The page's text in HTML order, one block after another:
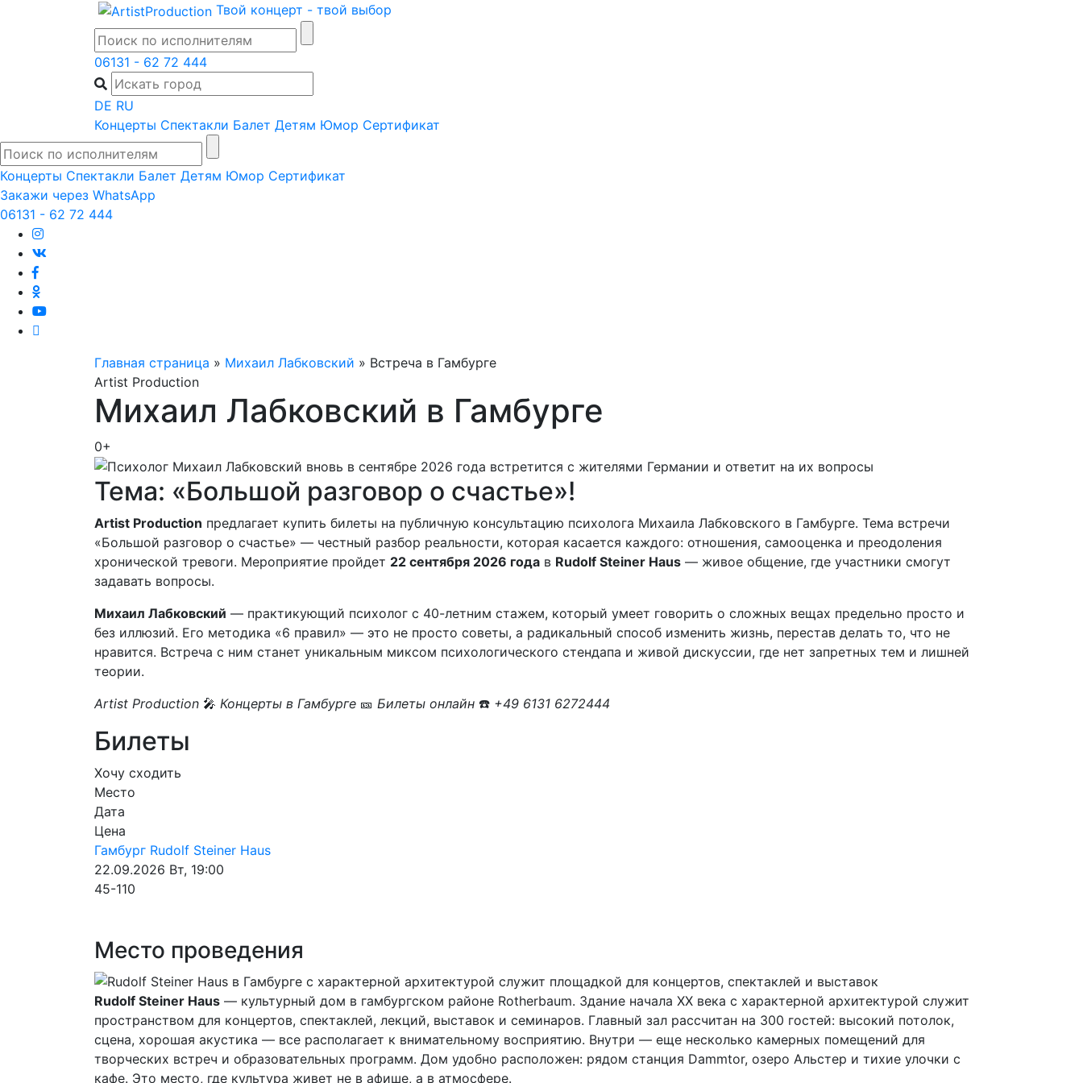
Твой концерт - твой выбор
06131 - 62 72 444
DE RU
Концерты Спектакли Балет Детям Юмор Сертификат
Концерты Спектакли Балет Детям Юмор Сертификат
Закажи через WhatsApp
06131 - 62 72 444
Главная страница » Михаил Лабковский » Встреча в Гамбурге
Artist Production
Михаил Лабковский в Гамбурге
0+
Тема: «Большой разговор о счастье»!
Artist Production предлагает купить билеты на публичную консультацию психолога Михаила Лабковского в Гамбурге. Тема встречи
«Большой разговор о счастье» — честный разбор реальности, которая касается каждого: отношения, самооценка и преодоления
хронической тревоги. Мероприятие пройдет 22 сентября 2026 года в Rudolf Steiner Haus — живое общение, где участники смогут
задавать вопросы.
Михаил Лабковский — практикующий психолог с 40-летним стажем, который умеет говорить о сложных вещах предельно просто и
без иллюзий. Его методика «6 правил» — это не просто советы, а радикальный способ изменить жизнь, перестав делать то, что не
нравится. Встреча с ним станет уникальным миксом психологического стендапа и живой дискуссии, где нет запретных тем и лишней
теории.
Artist Production 🎤 Концерты в Гамбурге 🎫 Билеты онлайн ☎️ +49 6131 6272444
Билеты
Хочу сходить
Место
Дата
Цена
Гамбург Rudolf Steiner Haus
22.09.2026 Вт, 19:00
45-110
Место проведения
Rudolf Steiner Haus — культурный дом в гамбургском районе Rotherbaum. Здание начала XX века с характерной архитектурой служит
пространством для концертов, спектаклей, лекций, выставок и семинаров. Главный зал рассчитан на 300 гостей: высокий потолок,
сцена, хорошая акустика — все располагает к внимательному восприятию. Внутри — еще несколько камерных помещений для
творческих встреч и образовательных программ. Дом удобно расположен: рядом станция Dammtor, озеро Альстер и тихие улочки с
кафе. Это место, где культура живет не в афише, а в атмосфере.